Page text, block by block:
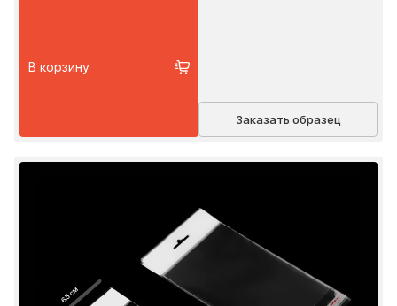
В корзину
Заказать образец
6.5 см